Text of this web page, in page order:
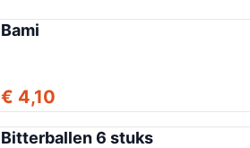
Bami
€ 4,10
Bitterballen 6 stuks